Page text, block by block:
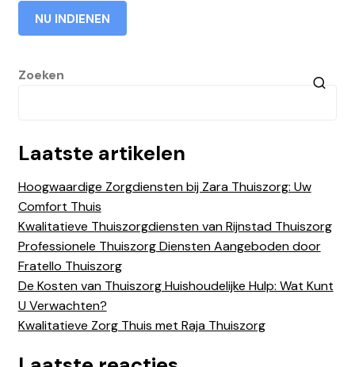
Zoeken
Laatste artikelen
Hoogwaardige Zorgdiensten bij Zara Thuiszorg: Uw
Comfort Thuis
Kwalitatieve Thuiszorgdiensten van Rijnstad Thuiszorg
Professionele Thuiszorg Diensten Aangeboden door
Fratello Thuiszorg
De Kosten van Thuiszorg Huishoudelijke Hulp: Wat Kunt
U Verwachten?
Kwalitatieve Zorg Thuis met Raja Thuiszorg